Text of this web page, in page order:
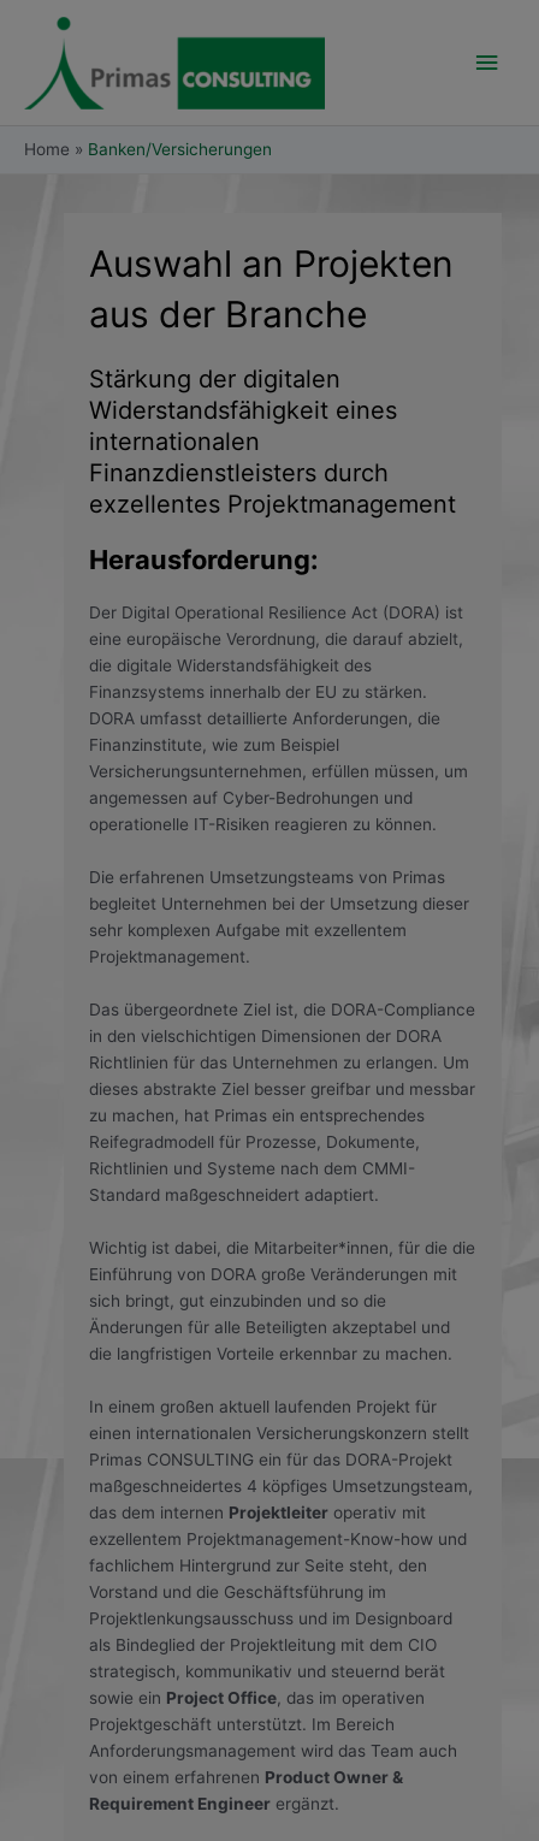
content
Home Banken/Versicherungen
Auswahl an Projekten
aus der Branche
Stärkung der digitalen
Widerstandsfähigkeit eines
internationalen
Finanzdienstleisters durch
exzellentes Projektmanagement
Herausforderung:
Der Digital Operational Resilience Act (DORA) ist
eine europäische Verordnung, die darauf abzielt,
die digitale Widerstandsfähigkeit des
Finanzsystems innerhalb der EU zu stärken.
DORA umfasst detaillierte Anforderungen, die
Finanzinstitute, wie zum Beispiel
Versicherungsunternehmen, erfüllen müssen, um
angemessen auf Cyber-Bedrohungen und
operationelle IT-Risiken reagieren zu können.
Die erfahrenen Umsetzungsteams von Primas
begleitet Unternehmen bei der Umsetzung dieser
sehr komplexen Aufgabe mit exzellentem
Projektmanagement.
Das übergeordnete Ziel ist, die DORA-Compliance
in den vielschichtigen Dimensionen der DORA
Richtlinien für das Unternehmen zu erlangen. Um
dieses abstrakte Ziel besser greifbar und messbar
zu machen, hat Primas ein entsprechendes
Reifegradmodell für Prozesse, Dokumente,
Richtlinien und Systeme nach dem CMMI-
Standard maßgeschneidert adaptiert.
Wichtig ist dabei, die Mitarbeiter*innen, für die die
Einführung von DORA große Veränderungen mit
sich bringt, gut einzubinden und so die
Änderungen für alle Beteiligten akzeptabel und
die langfristigen Vorteile erkennbar zu machen.
In einem großen aktuell laufenden Projekt für
einen internationalen Versicherungskonzern stellt
Primas CONSULTING ein für das DORA-Projekt
maßgeschneidertes 4 köpfiges Umsetzungsteam,
das dem internen Projektleiter operativ mit
exzellentem Projektmanagement-Know-how und
fachlichem Hintergrund zur Seite steht, den
Vorstand und die Geschäftsführung im
Projektlenkungsausschuss und im Designboard
als Bindeglied der Projektleitung mit dem CIO
strategisch, kommunikativ und steuernd berät
sowie ein Project Office , das im operativen
Projektgeschäft unterstützt. Im Bereich
Anforderungsmanagement wird das Team auch
von einem erfahrenen Product Owner &
Requirement Engineer ergänzt.